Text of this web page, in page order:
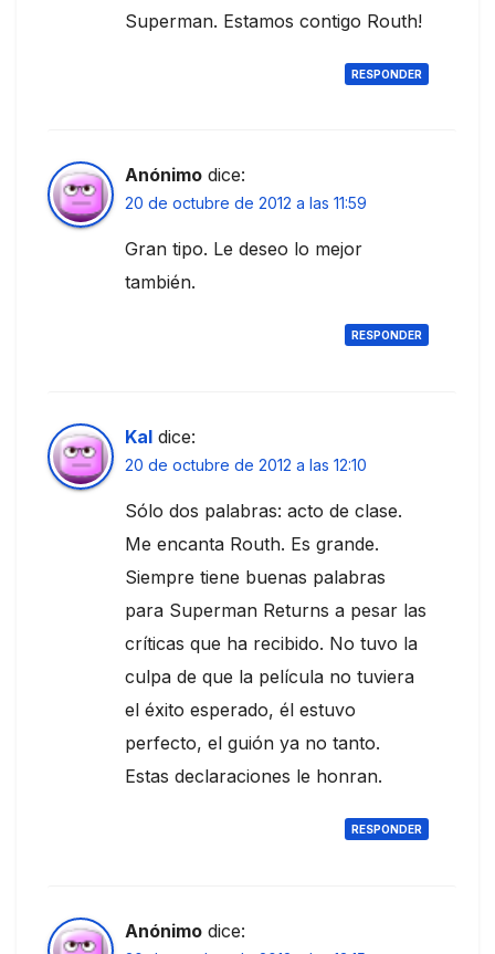
Superman. Estamos contigo Routh!
RESPONDER
Anónimo dice:
20 de octubre de 2012 a las 11:59
Gran tipo. Le deseo lo mejor
también.
RESPONDER
Kal dice:
20 de octubre de 2012 a las 12:10
Sólo dos palabras: acto de clase.
Me encanta Routh. Es grande.
Siempre tiene buenas palabras
para Superman Returns a pesar las
críticas que ha recibido. No tuvo la
culpa de que la película no tuviera
el éxito esperado, él estuvo
perfecto, el guión ya no tanto.
Estas declaraciones le honran.
RESPONDER
Anónimo dice: